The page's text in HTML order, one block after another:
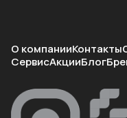
О компанииКонтакты
СервисАкцииБлог